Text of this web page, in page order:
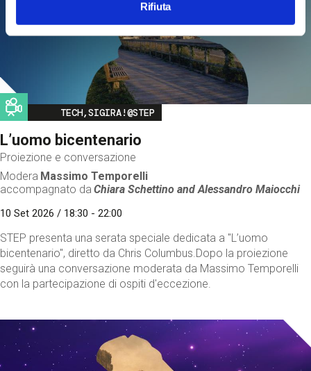
Rifiuta
Image
TECH,SIGIRA!@STEP
L’uomo bicentenario
Proiezione e conversazione
Modera Massimo Temporelli
accompagnato da Chiara Schettino andAlessandro Maiocchi
10 Set 2026 / 18:30 - 22:00
STEP presenta una serata speciale dedicata a "L’uomo
bicentenario", diretto da Chris Columbus.Dopo la proiezione
seguirà una conversazione moderata da Massimo Temporelli
con la partecipazione di ospiti d'eccezione.